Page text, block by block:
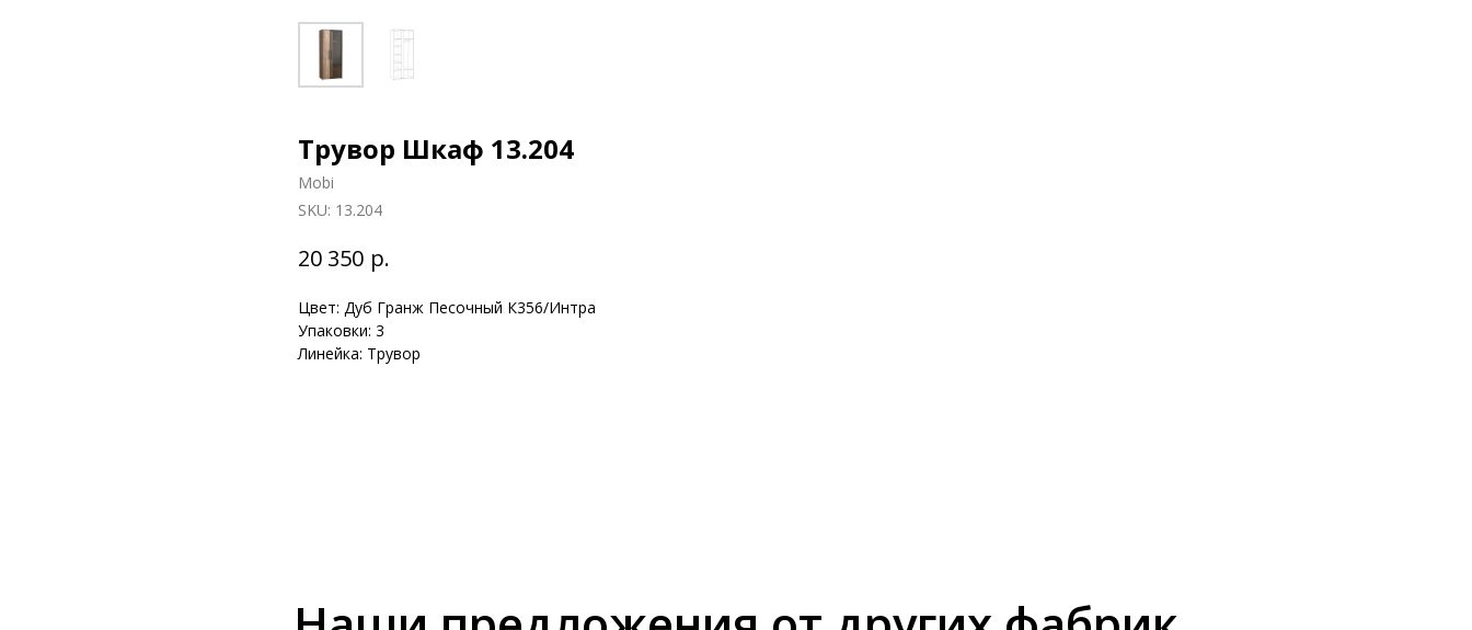
Трувор Шкаф 13.204
Mobi
SKU: 13.204
20 350 р.
Цвет: Дуб Гранж Песочный К356/Интра
Упаковки: 3
Линейка: Трувор